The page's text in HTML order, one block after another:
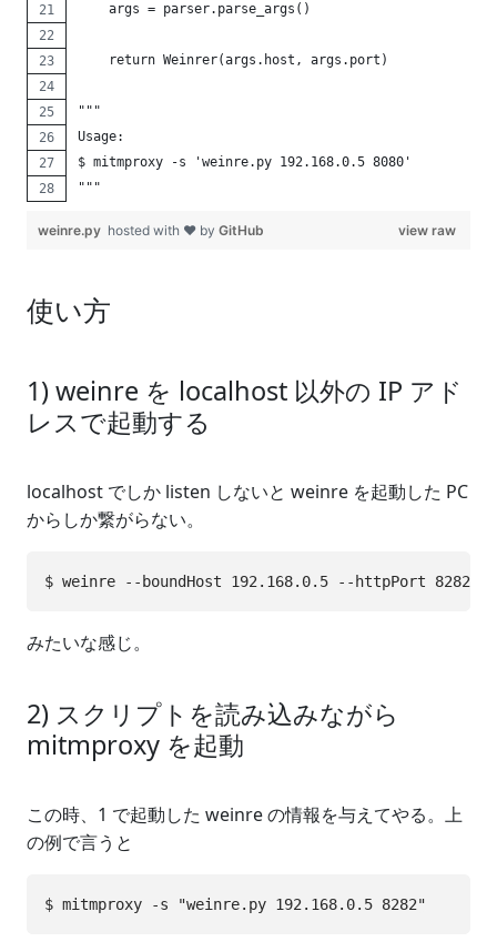
    args = parser.parse_args()
    return Weinrer(args.host, args.port)
"""
Usage:
$ mitmproxy -s 'weinre.py 192.168.0.5 8080'
"""
view raw
weinre.py hosted with ❤ by GitHub
使い方
1) weinre を localhost 以外の IP アド
レスで起動する
localhost でしか listen しないと weinre を起動した PC
からしか繋がらない。
みたいな感じ。
2) スクリプトを読み込みながら
mitmproxy を起動
この時、1 で起動した weinre の情報を与えてやる。上
の例で言うと